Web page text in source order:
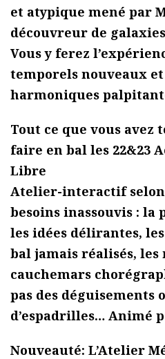
et atypique mené par
découvreur de
Vous y ferez
temporels nouveaux
harmoniques
Tout ce que vous avez
faire en bal les 22&23
Libre
Atelier-interactif selon
besoins inassouvis : la
les idées délirantes,
bal jamais réalisés, les
cauchemars
pas des déguisements
d’espadrilles… Animé
Nouveauté: L’Atelier